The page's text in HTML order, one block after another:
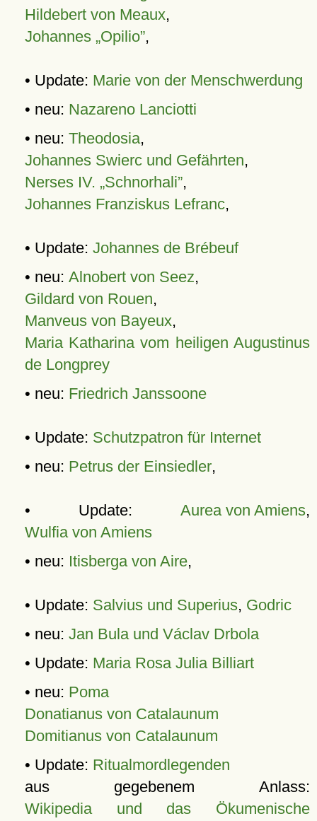
Hildebert von Meaux,
Johannes „Opilio”,
• Update: Marie von der Menschwerdung
• neu: Nazareno Lanciotti
• neu: Theodosia,
Johannes Swierc und Gefährten,
Nerses IV. „Schnorhali”,
Johannes Franziskus Lefranc,
• Update: Johannes de Brébeuf
• neu: Alnobert von Seez,
Gildard von Rouen,
Manveus von Bayeux,
Maria Katharina vom heiligen Augustinus
de Longprey
• neu: Friedrich Janssoone
• Update: Schutzpatron für Internet
• neu: Petrus der Einsiedler,
• Update: Aurea von Amiens,
Wulfia von Amiens
• neu: Itisberga von Aire,
• Update: Salvius und Superius, Godric
• neu: Jan Bula und Václav Drbola
• Update: Maria Rosa Julia Billiart
• neu: Poma
Donatianus von Catalaunum
Domitianus von Catalaunum
• Update: Ritualmordlegenden
aus gegebenem Anlass:
Wikipedia und das Ökumenische